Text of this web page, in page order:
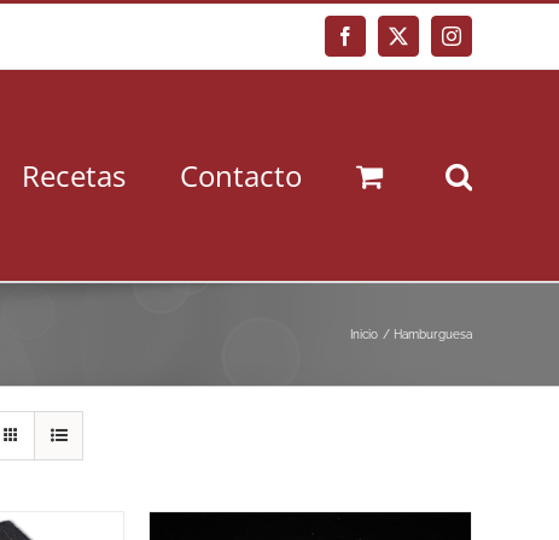
Facebook
X Instagram
Recetas Contacto
Inicio Hamburguesa